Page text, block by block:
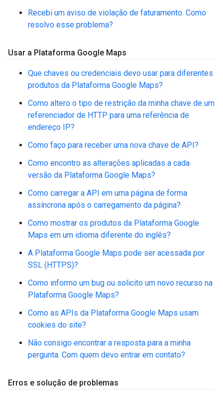
Recebi um aviso de violação de faturamento. Como
resolvo esse problema?
Usar a Plataforma Google Maps
Que chaves ou credenciais devo usar para diferentes
produtos da Plataforma Google Maps?
Como altero o tipo de restrição da minha chave de um
referenciador de HTTP para uma referência de
endereço IP?
Como faço para receber uma nova chave de API?
Como encontro as alterações aplicadas a cada
versão da Plataforma Google Maps?
Como carregar a API em uma página de forma
assíncrona após o carregamento da página?
Como mostrar os produtos da Plataforma Google
Maps em um idioma diferente do inglês?
A Plataforma Google Maps pode ser acessada por
SSL (HTTPS)?
Como informo um bug ou solicito um novo recurso na
Plataforma Google Maps?
Como as APIs da Plataforma Google Maps usam
cookies do site?
Não consigo encontrar a resposta para a minha
pergunta. Com quem devo entrar em contato?
Erros e solução de problemas